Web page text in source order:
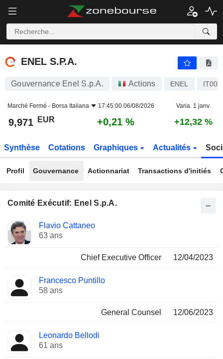
ENEL S.P.A.
ENEL S.P.A.
Gouvernance Enel S.p.A. Actions ENEL
Marché Fermé - Borsa Italiana 17:45:00 06/08/2026 Varia. 1 janv.
9,971 EUR +0,21 % +12,32 %
Synthèse Cotations Graphiques Actualités
Profil Gouvernance Actionnariat Transactions d'initiés
Comité Exécutif: Enel S.p.A.
Dirigeant
Fonctions
occupées
Flavio Cattaneo
63 ans
Chief Executive Officer 12/04/2023
Francesco Puntillo
58 ans
General Counsel 12/06/2023
Leonardo Bellodi
61 ans